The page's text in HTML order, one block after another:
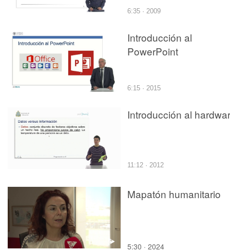
6:35 · 2009
Introducción al
PowerPoint
6:15 · 2015
Introducción al
11:12 · 2012
Mapatón humanitario
5:30 · 2024